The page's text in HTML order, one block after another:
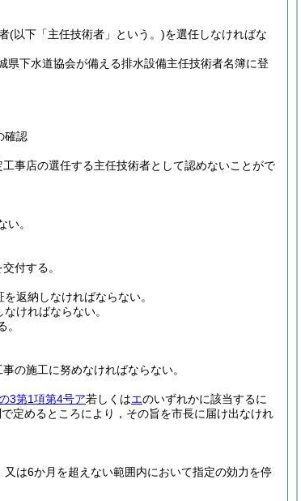
(以下「主任技術者」という。)を選任しなければな
下水道協会が備える排水設備主任技術者名簿に登
確認
事店の選任する主任技術者として認めないことがで
。
付する。
返納しなければならない。
ければならない。
の施工に努めなければならない。
3第1項第4号ア若しくはエのいずれかに該当するに
定めるところにより，その旨を市長に届け出なけれ
又は6か月を超えない範囲内において指定の効力を停